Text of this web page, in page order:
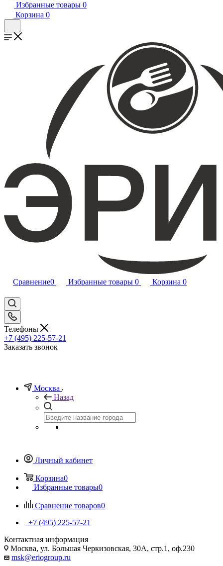
Избранные товары 0
Корзина 0
Сравнение0 Избранные товары 0 Корзина 0
Телефоны
+7 (495) 225-57-21
Заказать звонок
Москва
Назад
Личный кабинет
Корзина0
Избранные товары0
Сравнение товаров0
+7 (495) 225-57-21
Контактная информация
Москва, ул. Большая Черкизовская, 30А, стр.1, оф.230
msk@eriogroup.ru